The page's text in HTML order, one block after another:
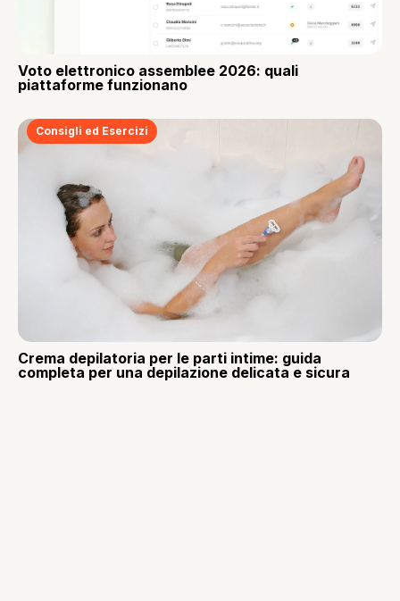
Voto elettronico assemblee 2026: quali
piattaforme funzionano
Consigli ed Esercizi
Crema depilatoria per le parti intime: guida
completa per una depilazione delicata e sicura